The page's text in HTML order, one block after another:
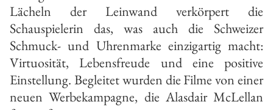
Lächeln der Leinwand verkörpert die
Schauspielerin das, was auch die Schweizer
Schmuck- und Uhrenmarke einzigartig macht:
Virtuosität, Lebensfreude und eine positive
Einstellung. Begleitet wurden die Filme von einer
neuen Werbekampagne, die Alasdair McLellan